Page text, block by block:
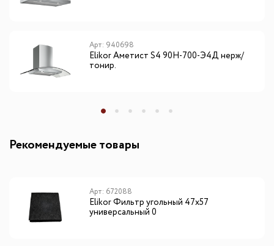
Арт: 940698
Elikor Аметист S4 90Н-700-Э4Д нерж/
тонир.
Рекомендуемые товары
Арт: 672088
Elikor Фильтр угольный 47х57
универсальный 0